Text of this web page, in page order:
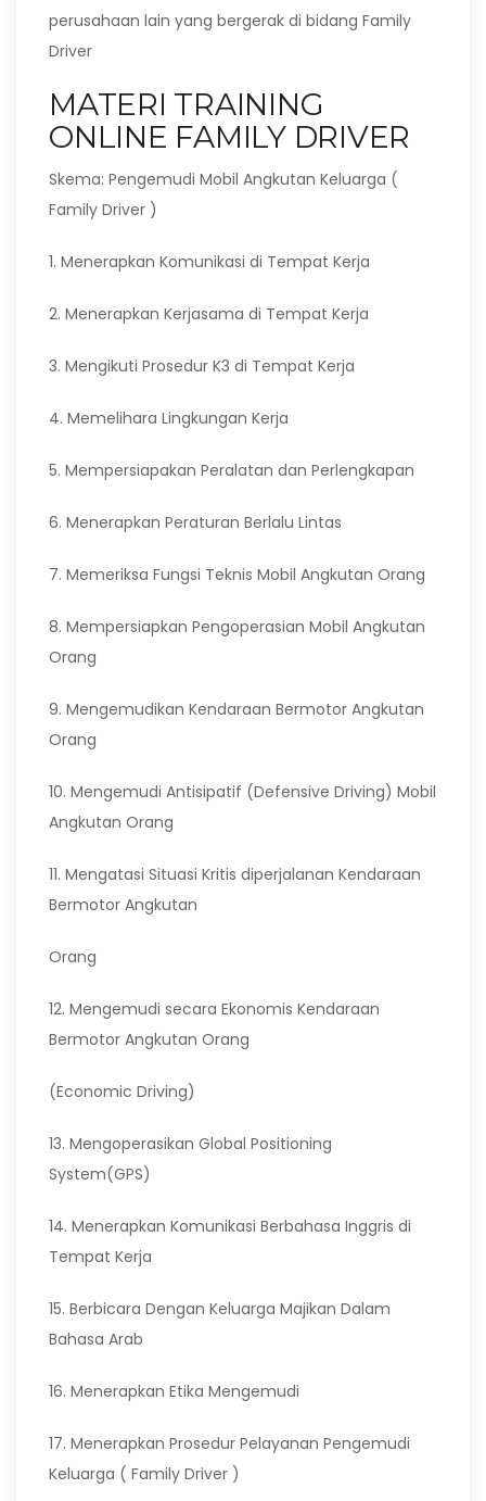
perusahaan lain yang bergerak di bidang Family
Driver
MATERI TRAINING
ONLINE FAMILY DRIVER
Skema: Pengemudi Mobil Angkutan Keluarga (
Family Driver )
1. Menerapkan Komunikasi di Tempat Kerja
2. Menerapkan Kerjasama di Tempat Kerja
3. Mengikuti Prosedur K3 di Tempat Kerja
4. Memelihara Lingkungan Kerja
5. Mempersiapakan Peralatan dan Perlengkapan
6. Menerapkan Peraturan Berlalu Lintas
7. Memeriksa Fungsi Teknis Mobil Angkutan Orang
8. Mempersiapkan Pengoperasian Mobil Angkutan
Orang
9. Mengemudikan Kendaraan Bermotor Angkutan
Orang
10. Mengemudi Antisipatif (Defensive Driving) Mobil
Angkutan Orang
11. Mengatasi Situasi Kritis diperjalanan Kendaraan
Bermotor Angkutan
Orang
12. Mengemudi secara Ekonomis Kendaraan
Bermotor Angkutan Orang
(Economic Driving)
13. Mengoperasikan Global Positioning
System(GPS)
14. Menerapkan Komunikasi Berbahasa Inggris di
Tempat Kerja
15. Berbicara Dengan Keluarga Majikan Dalam
Bahasa Arab
16. Menerapkan Etika Mengemudi
17. Menerapkan Prosedur Pelayanan Pengemudi
Keluarga ( Family Driver )